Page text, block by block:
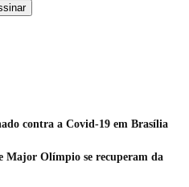
contra a Covid-19 em Brasília
Major Olímpio se recuperam da